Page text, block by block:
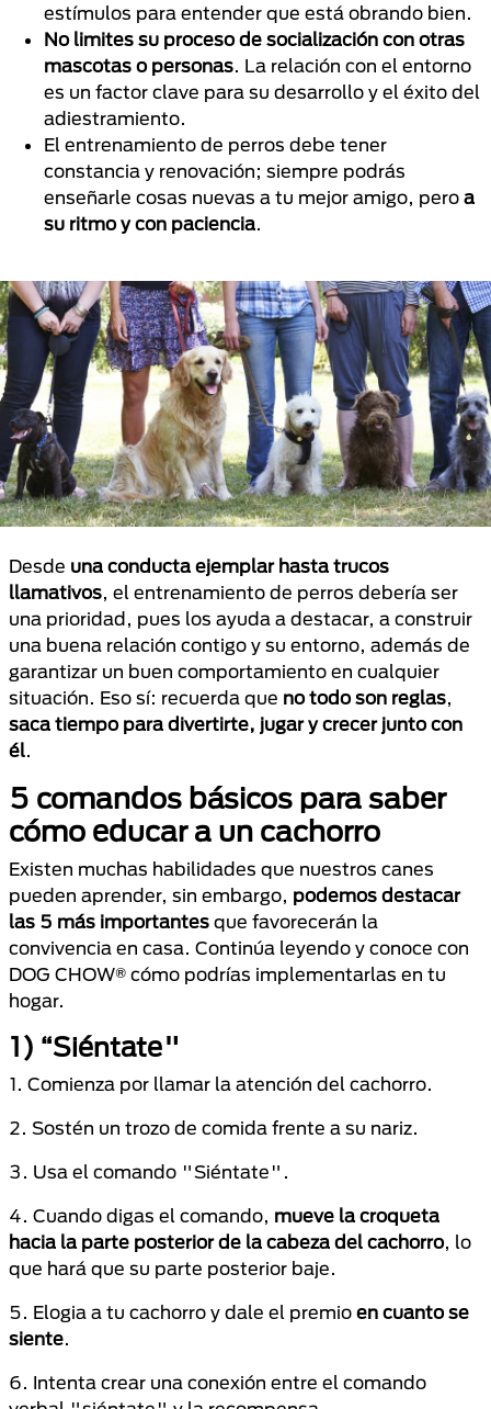
estímulos para entender que está obrando bien.
No limites su proceso de socialización con otras
mascotas o personas . La relación con el entorno
es un factor clave para su desarrollo y el éxito del
adiestramiento.
El entrenamiento de perros debe tener
constancia y renovación; siempre podrás
enseñarle cosas nuevas a tu mejor amigo, pero a
su ritmo y con paciencia
Desde una conducta ejemplar hasta trucos
llamativos , el entrenamiento de perros debería ser
una prioridad, pues los ayuda a destacar, a construir
una buena relación contigo y su entorno, además de
garantizar un buen comportamiento en cualquier
situación. Eso sí: recuerda que no todo son reglas
saca tiempo para divertirte, jugar y crecer junto con
él
5 comandos básicos para saber
cómo educar a un cachorro
Existen muchas habilidades que nuestros canes
pueden aprender, sin embargo, podemos destacar
las 5 más importantes que favorecerán la
convivencia en casa. Continúa leyendo y conoce con
DOG CHOW® cómo podrías implementarlas en tu
hogar.
1) “Siéntate"
1. Comienza por llamar la atención del cachorro.
2. Sostén un trozo de comida frente a su nariz.
3. Usa el comando "Siéntate".
4. Cuando digas el comando, mueve la croqueta
hacia la parte posterior de la cabeza del cachorro, lo
que hará que su parte posterior baje.
5. Elogia a tu cachorro y dale el premio en cuanto se
siente
6. Intenta crear una conexión entre el comando